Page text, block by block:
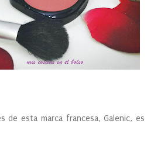
de esta marca francesa, Galenic, es